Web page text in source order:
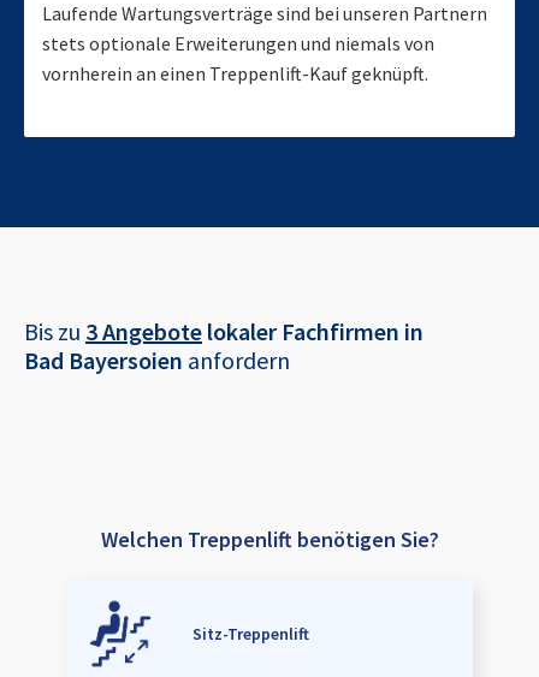
Laufende Wartungsverträge sind bei unseren Partnern
stets optionale Erweiterungen und niemals von
vornherein an einen Treppenlift-Kauf geknüpft.
Bis zu 3 Angebote lokaler Fachfirmen in
Bad Bayersoien anfordern
Welchen Treppenlift benötigen Sie?
Sitz-Treppenlift